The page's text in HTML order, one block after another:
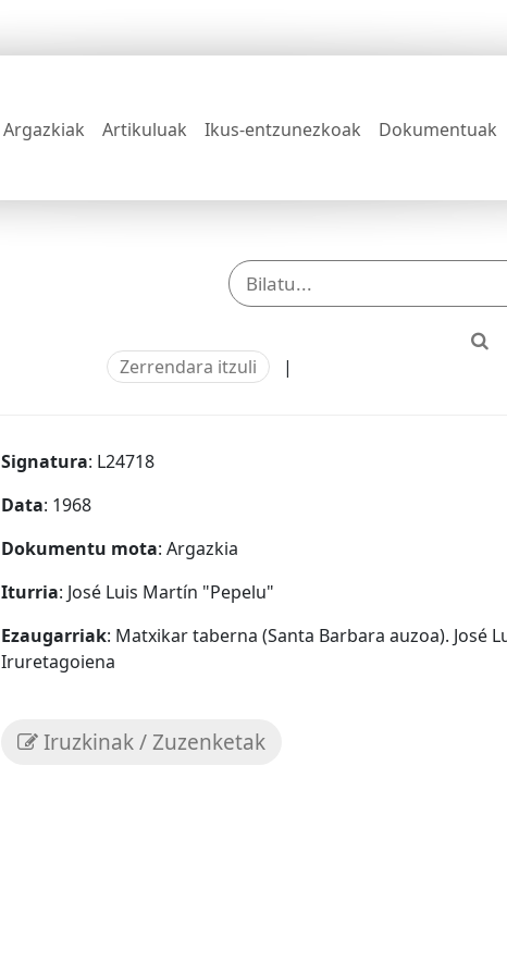
Argazkiak Artikuluak Ikus-entzunezkoak Dokumentuak
Zerrendara itzuli |
Signatura: L24718
Data: 1968
Dokumentu mota: Argazkia
Iturria: José Luis Martín "Pepelu"
Ezaugarriak: Matxikar taberna (Santa Barbara auzoa). José
Iruretagoiena
Iruzkinak / Zuzenketak